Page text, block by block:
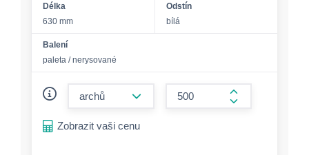
Délka
630 mm
Odstín
bílá
Balení
paleta / nerysované
form.increase-
Zobrazit vaši cenu